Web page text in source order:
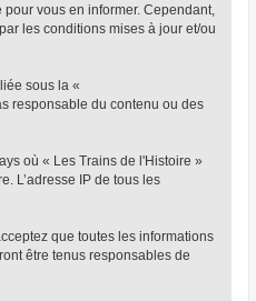
vous en informer. Cependant,
les conditions mises à jour et/ou
sous la «
responsable du contenu ou des
où « Les Trains de l'Histoire »
L’adresse IP de tous les
que toutes les informations
être tenus responsables de